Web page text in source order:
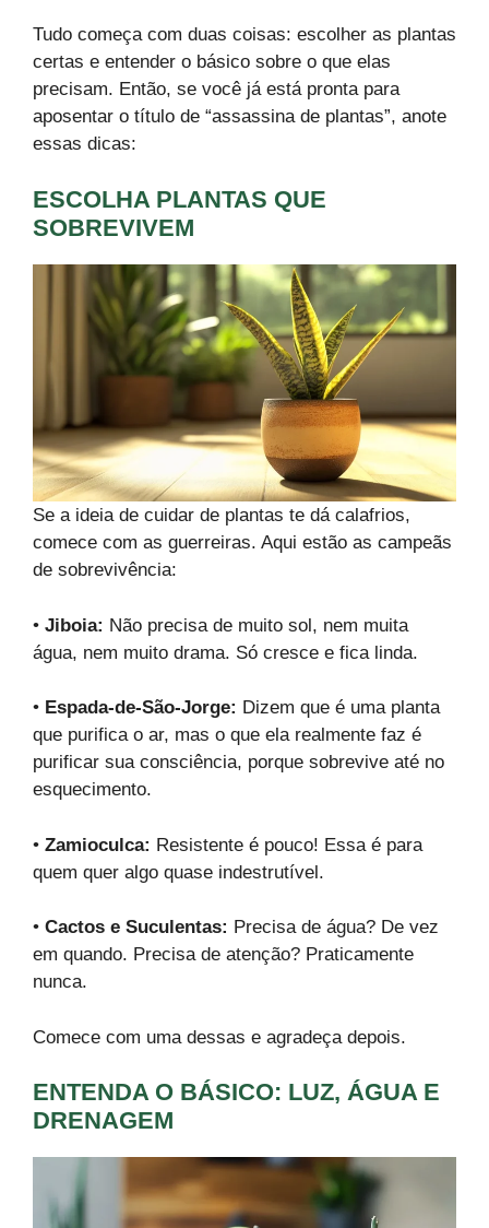
Tudo começa com duas coisas: escolher as plantas
certas e entender o básico sobre o que elas
precisam. Então, se você já está pronta para
aposentar o título de “assassina de plantas”, anote
essas dicas:
ESCOLHA PLANTAS QUE
SOBREVIVEM
Se a ideia de cuidar de plantas te dá calafrios,
comece com as guerreiras. Aqui estão as campeãs
de sobrevivência:
• Jiboia: Não precisa de muito sol, nem muita
água, nem muito drama. Só cresce e fica linda.
• Espada-de-São-Jorge: Dizem que é uma planta
que purifica o ar, mas o que ela realmente faz é
purificar sua consciência, porque sobrevive até no
esquecimento.
• Zamioculca: Resistente é pouco! Essa é para
quem quer algo quase indestrutível.
• Cactos e Suculentas: Precisa de água? De vez
em quando. Precisa de atenção? Praticamente
nunca.
Comece com uma dessas e agradeça depois.
ENTENDA O BÁSICO: LUZ, ÁGUA E
DRENAGEM